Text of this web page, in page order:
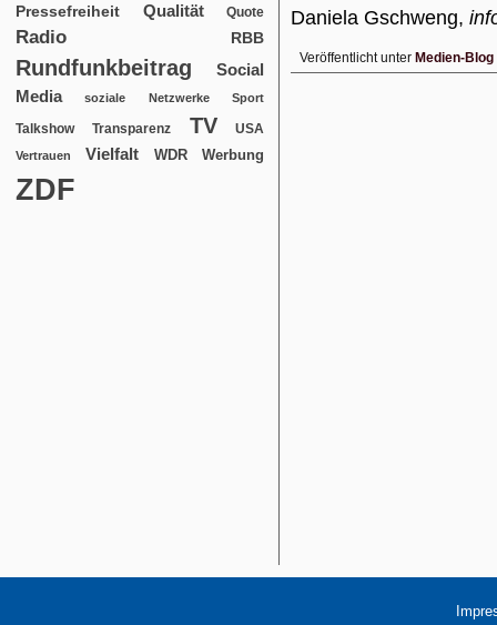
Pressefreiheit Qualität Quote
Radio RBB
Rundfunkbeitrag
Social
Media
soziale Netzwerke Sport
Talkshow Transparenz TV USA
Vertrauen Vielfalt WDR Werbung
ZDF
Daniela Gschweng,
Veröffentlicht unter Medien-Blog